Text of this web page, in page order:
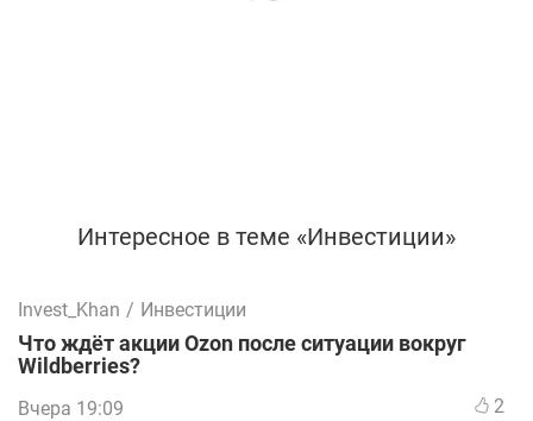
Интересное в теме «Инвестиции»
Invest_Khan / Инвестиции
Что ждёт акции Ozon после ситуации вокруг
Wildberries?
Вчера 19:09 2